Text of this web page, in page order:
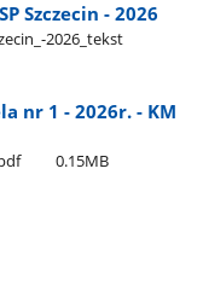
Szczecin - 2026
2026​_tekst​
nr 1 - 2026r. - KM
0.15MB